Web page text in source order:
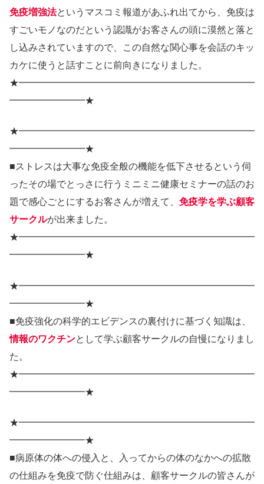
免疫増強法というマスコミ報道があふれ出てから、免疫は
すごいモノなのだという認識がお客さんの頭に漠然と落と
し込みされていますので、この自然な関心事を会話のキッ
カケに使うと話すことに前向きになりました。
★━━━━━━━━━━━━━━━━━━━━━━━━━
━━━━━━━━★
★━━━━━━━━━━━━━━━━━━━━━━━━━
━━━━━━━━★
■ストレスは大事な免疫全般の機能を低下させるという伺
ったその場でとっさに行うミニミニ健康セミナーの話のお
題で感心ごとにするお客さんが増えて、 免疫学を学ぶ顧客
サークルが出来ました。
★━━━━━━━━━━━━━━━━━━━━━━━━━
━━━━━━━━★
★━━━━━━━━━━━━━━━━━━━━━━━━━
━━━━━━━━★
■免疫強化の科学的エビデンスの裏付けに基づく知識は、
情報のワクチンとして学ぶ顧客サークルの自慢になりまし
た。
★━━━━━━━━━━━━━━━━━━━━━━━━━
━━━━━━━━★
★━━━━━━━━━━━━━━━━━━━━━━━━━
━━━━━━━━★
■病原体の体への侵入と、入ってからの体のなかへの拡散
の仕組みを免疫で防ぐ仕組みは、顧客サークルの皆さんが